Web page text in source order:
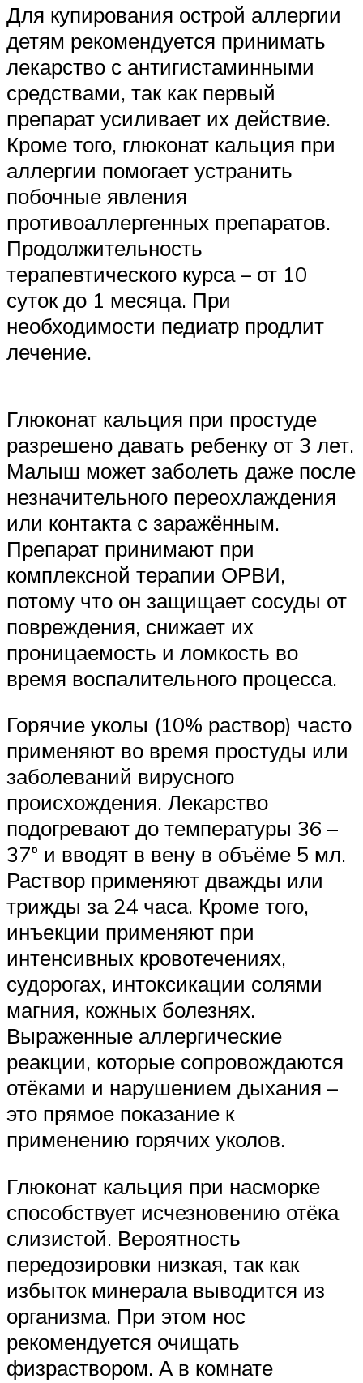
Для купирования острой аллергии
детям рекомендуется принимать
лекарство с антигистаминными
средствами, так как первый
препарат усиливает их действие.
Кроме того, глюконат кальция при
аллергии помогает устранить
побочные явления
противоаллергенных препаратов.
Продолжительность
терапевтического курса – от 10
суток до 1 месяца. При
необходимости педиатр продлит
лечение.
Глюконат кальция при простуде
разрешено давать ребенку от 3 лет.
Малыш может заболеть даже после
незначительного переохлаждения
или контакта с заражённым.
Препарат принимают при
комплексной терапии ОРВИ,
потому что он защищает сосуды от
повреждения, снижает их
проницаемость и ломкость во
время воспалительного процесса.
Горячие уколы (10% раствор) часто
применяют во время простуды или
заболеваний вирусного
происхождения. Лекарство
подогревают до температуры 36 –
37° и вводят в вену в объёме 5 мл.
Раствор применяют дважды или
трижды за 24 часа. Кроме того,
инъекции применяют при
интенсивных кровотечениях,
судорогах, интоксикации солями
магния, кожных болезнях.
Выраженные аллергические
реакции, которые сопровождаются
отёками и нарушением дыхания –
это прямое показание к
применению горячих уколов.
Глюконат кальция при насморке
способствует исчезновению отёка
слизистой. Вероятность
передозировки низкая, так как
избыток минерала выводится из
организма. При этом нос
рекомендуется очищать
физраствором. А в комнате